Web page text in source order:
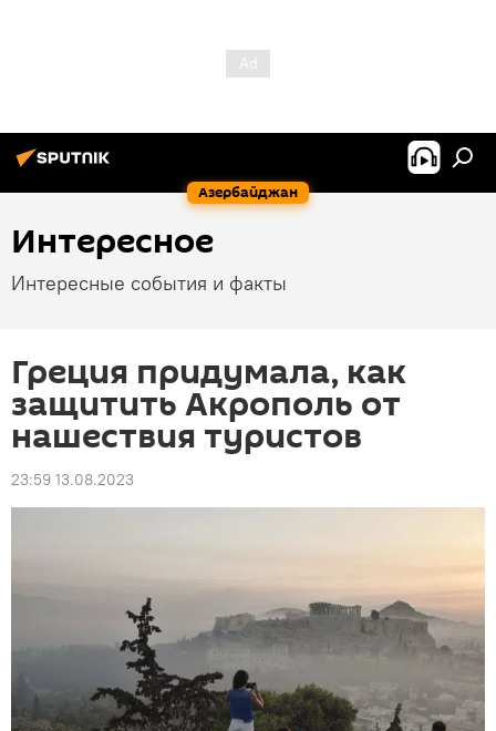
Азербайджан
Интересное
Интересные события и факты
Греция придумала, как
защитить Акрополь от
нашествия туристов
23:59 13.08.2023